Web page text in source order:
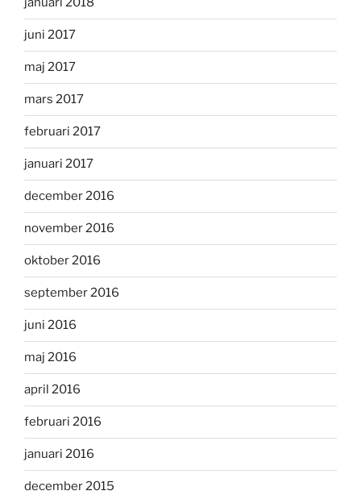
juni 2017
maj 2017
mars 2017
februari 2017
januari 2017
december 2016
november 2016
oktober 2016
september 2016
juni 2016
maj 2016
april 2016
februari 2016
januari 2016
december 2015